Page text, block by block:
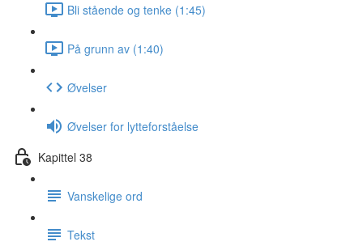
Bli stående og tenke (1:45)
På grunn av (1:40)
Øvelser
Øvelser for lytteforståelse
Kapittel 38
Vanskelige ord
Tekst